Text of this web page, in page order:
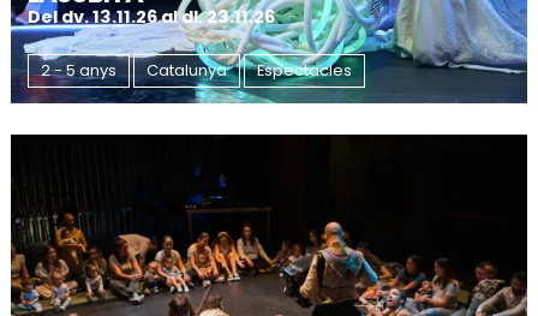
Del dv. 13.11.26al dl. 23.11.26
2 - 5 anys Catalunya Espectacles